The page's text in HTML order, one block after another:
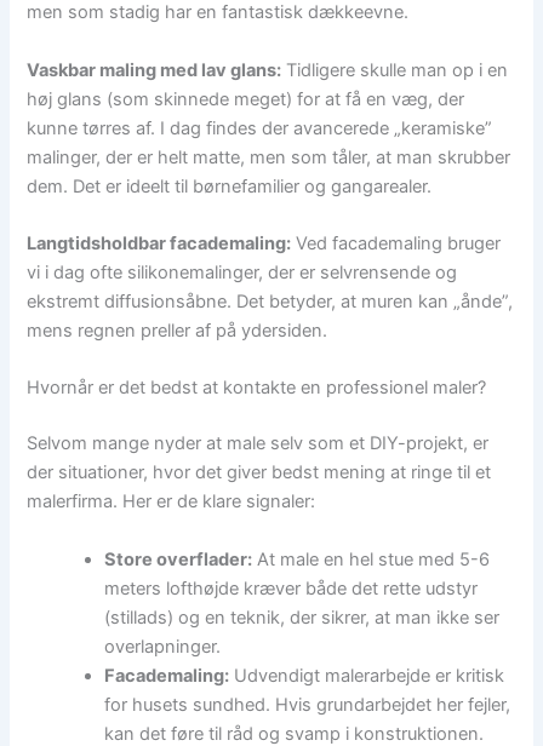
men som stadig har en fantastisk dækkeevne.
Vaskbar maling med lav glans: Tidligere skulle man op i en
høj glans (som skinnede meget) for at få en væg, der
kunne tørres af. I dag findes der avancerede „keramiske”
malinger, der er helt matte, men som tåler, at man skrubber
dem. Det er ideelt til børnefamilier og gangarealer.
Langtidsholdbar facademaling: Ved facademaling bruger
vi i dag ofte silikonemalinger, der er selvrensende og
ekstremt diffusionsåbne. Det betyder, at muren kan „ånde”,
mens regnen preller af på ydersiden.
Hvornår er det bedst at kontakte en professionel maler?
Selvom mange nyder at male selv som et DIY-projekt, er
der situationer, hvor det giver bedst mening at ringe til et
malerfirma. Her er de klare signaler:
Store overflader: At male en hel stue med 5-6
meters lofthøjde kræver både det rette udstyr
(stillads) og en teknik, der sikrer, at man ikke ser
overlapninger.
Facademaling: Udvendigt malerarbejde er kritisk
for husets sundhed. Hvis grundarbejdet her fejler,
kan det føre til råd og svamp i konstruktionen.